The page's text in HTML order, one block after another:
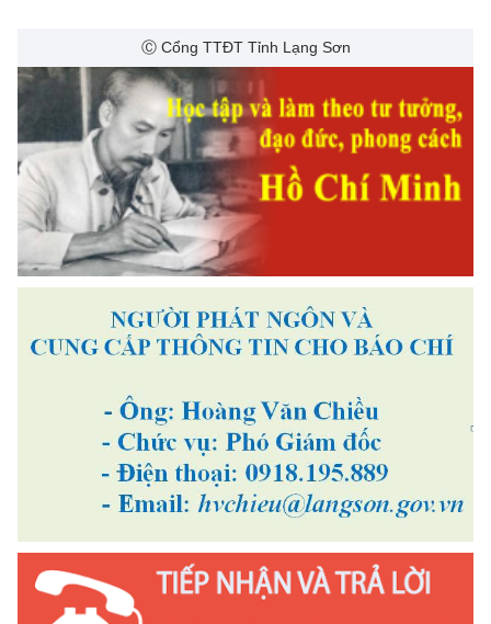
Ⓒ Cổng TTĐT Tỉnh Lạng Sơn